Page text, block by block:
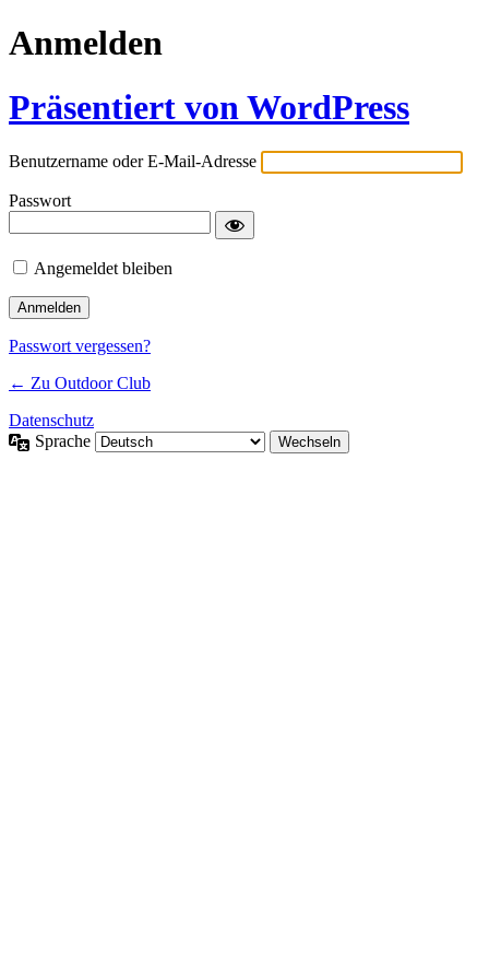
Anmelden
Präsentiert von WordPress
Benutzername oder E-Mail-Adresse
Passwort
Angemeldet bleiben
Passwort vergessen?
← Zu Outdoor Club
Datenschutz
Sprache